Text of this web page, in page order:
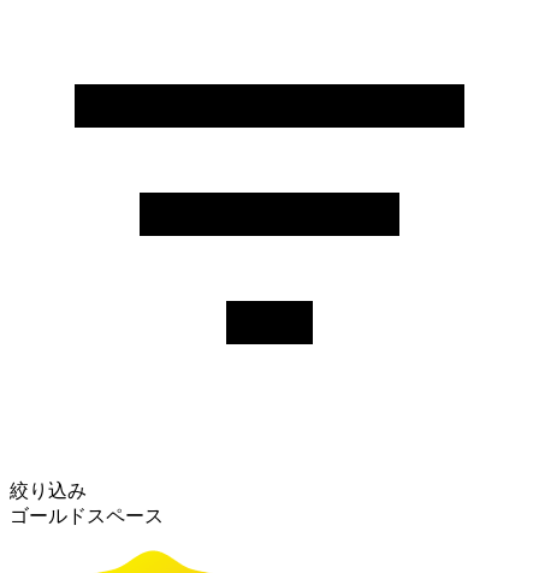
絞り込み
ゴールドスペース